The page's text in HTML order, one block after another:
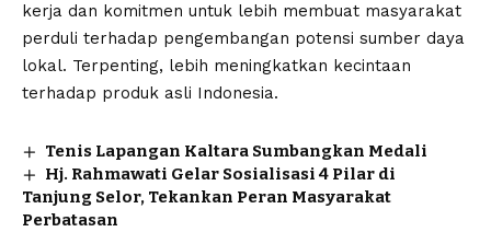
kerja dan komitmen untuk lebih membuat masyarakat
perduli terhadap pengembangan potensi sumber daya
lokal. Terpenting, lebih meningkatkan kecintaan
terhadap produk asli Indonesia.
Tenis Lapangan Kaltara Sumbangkan Medali
Hj. Rahmawati Gelar Sosialisasi 4 Pilar di
Tanjung Selor, Tekankan Peran Masyarakat
Perbatasan